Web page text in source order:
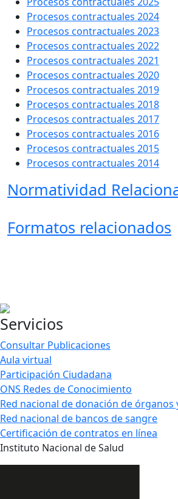
Procesos contractuales 2024​​​
Procesos contractuales 2023​​​
Procesos contractuales 2022​​
Procesos contractuales 2021​
Procesos contractuales 2020
Procesos contractuales 2019
Procesos contractuales 2018
Procesos contractuales 2017
Procesos contractuales 2016
Procesos contractuales 2015
Procesos contractuales 2014
Normatividad
Formatos relacionados
Servicios
Consultar Publicaciones
Aula virtual
Participación Ciudadana
ONS Redes de Conocimiento
Red nacional de donación de órganos
Red nacional de bancos de sangre
Certificación de contratos en línea
Instituto Nacional de Salud